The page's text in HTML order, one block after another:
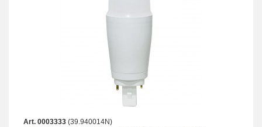
Art. 0003333 (39.940014N)